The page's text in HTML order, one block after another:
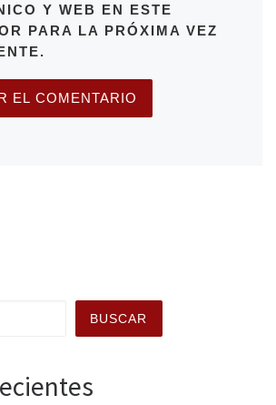
Y WEB EN ESTE
PARA LA PRÓXIMA VEZ
BUSCAR